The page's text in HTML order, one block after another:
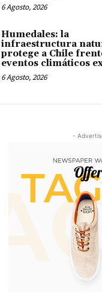
6 Agosto, 2026
Humedales: la
infraestructura
protege a Chile
eventos climáticos
6 Agosto, 2026
-